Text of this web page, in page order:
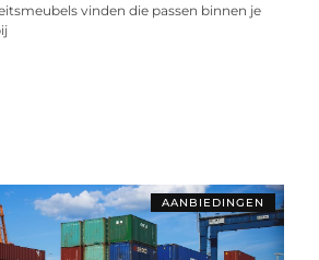
vinden die passen binnen je
AANBIEDINGEN